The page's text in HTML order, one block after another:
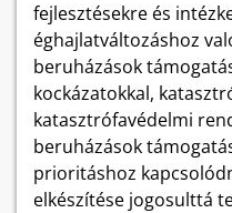
fejlesztésekre és
éghajlatváltozáshoz
beruházások
kockázatokkal,
katasztrófavédelmi
beruházások
prioritáshoz
elkészítése jogosulttá